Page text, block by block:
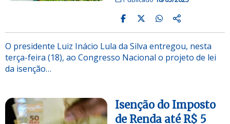
O presidente Luiz Inácio Lula da Silva entregou, nesta
terça-feira (18), ao Congresso Nacional o projeto de lei
da isenção…
Isenção do Imposto
de Renda até R$ 5